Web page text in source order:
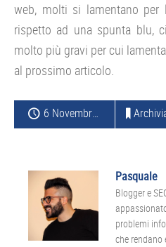
web, molti si lamentano per
rispetto ad una spunta blu,
molto più gravi per cui
al prossimo articolo.
6 Novembre 2014
Pasquale
Blogger e
problemi
che